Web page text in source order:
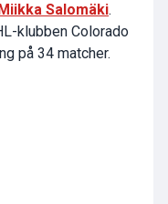
Miikka Salomäki.
klubben Colorado
på 34 matcher.